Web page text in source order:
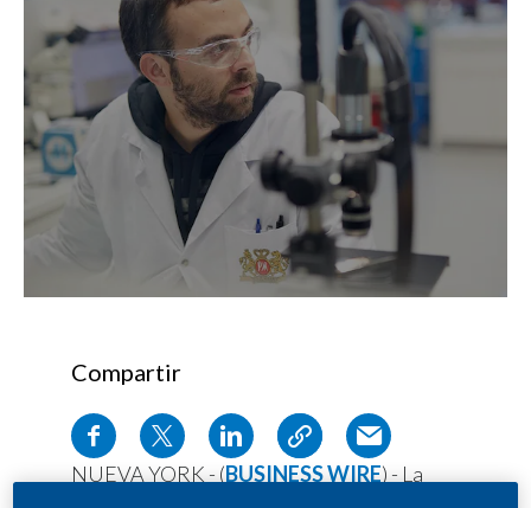
Compartir
NUEVA YORK - (BUSINESS WIRE) - La